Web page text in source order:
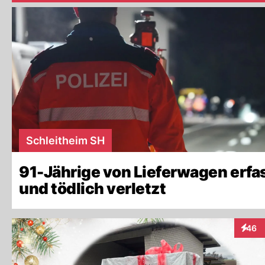
Schleitheim SH
91-Jährige von Lieferwagen
und tödlich verletzt
46